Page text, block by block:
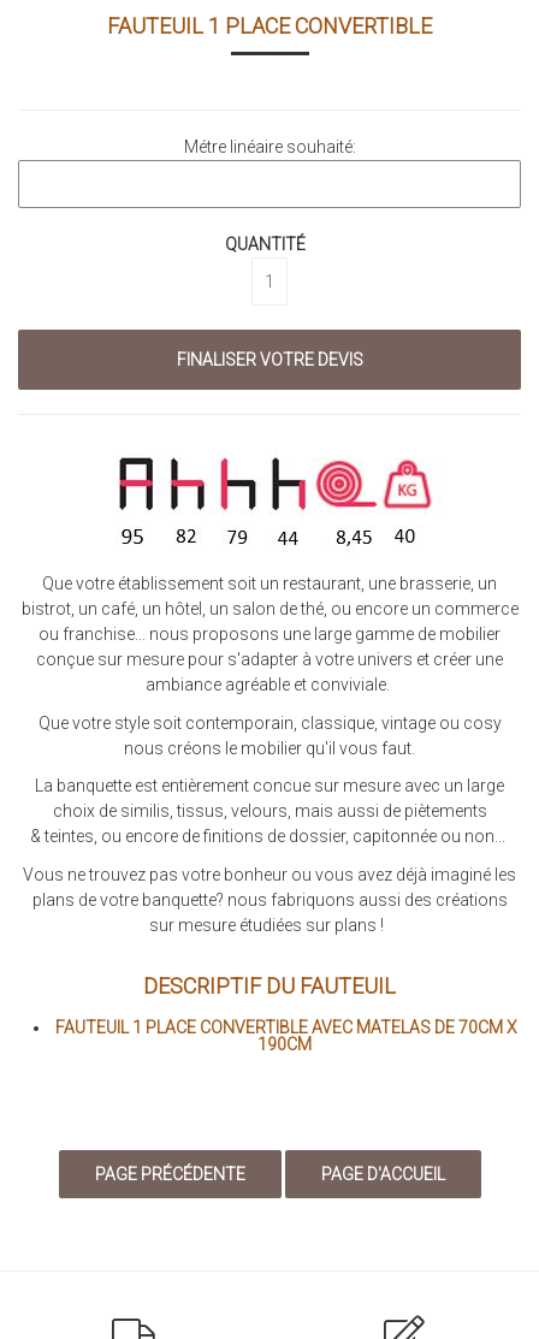
FAUTEUIL 1 PLACE CONVERTIBLE
Métre linéaire souhaité:
QUANTITÉ
Que votre établissement soit un restaurant, une brasserie, un
bistrot, un café, un hôtel, un salon de thé, ou encore un commerce
ou franchise... nous proposons une large gamme de mobilier
conçue sur mesure pour s'adapter à votre univers et créer une
ambiance agréable et conviviale.
Que votre style soit contemporain, classique, vintage ou cosy
nous créons le mobilier qu'il vous faut.
La banquette est entièrement concue sur mesure avec un large
choix de similis, tissus, velours, mais aussi de piètements
& teintes, ou encore de finitions de dossier, capitonnée ou non...
Vous ne trouvez pas votre bonheur ou vous avez déjà imaginé les
plans de votre banquette? nous fabriquons aussi des créations
sur mesure étudiées sur plans !
DESCRIPTIF DU FAUTEUIL
FAUTEUIL 1 PLACE CONVERTIBLE AVEC MATELAS DE 70CM X
190CM